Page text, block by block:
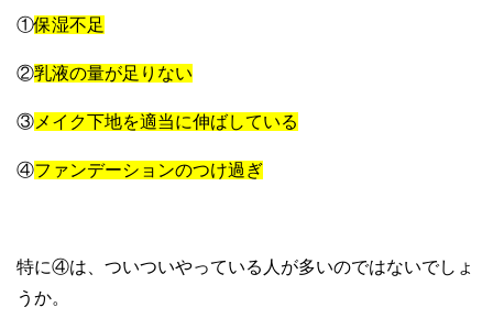
①保湿不足
②乳液の量が足りない
③ メイク下地を適当に伸ばしている
④ファンデーションのつけ過ぎ
特に④は、ついついやっている人が多いのではないでしょ
うか。